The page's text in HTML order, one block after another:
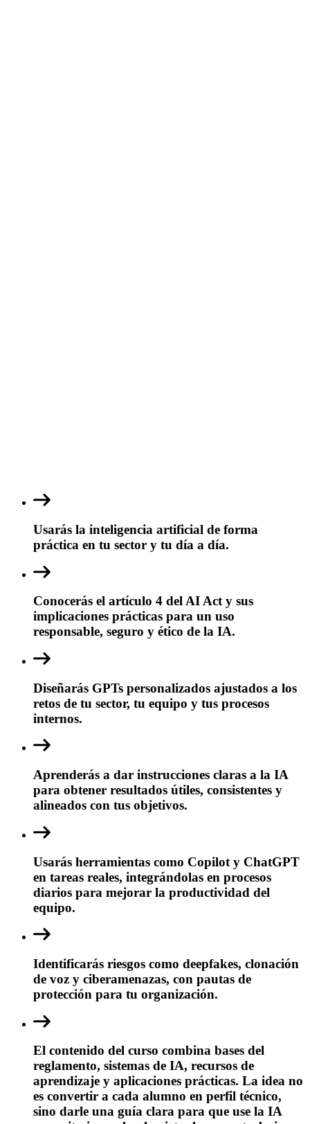
Usarás la inteligencia artificial de forma
práctica en tu sector y tu día a día.
Conocerás el artículo 4 del AI Act y sus
implicaciones prácticas para un uso
responsable, seguro y ético de la IA.
Diseñarás GPTs personalizados ajustados a los
retos de tu sector, tu equipo y tus procesos
internos.
Aprenderás a dar instrucciones claras a la IA
para obtener resultados útiles, consistentes y
alineados con tus objetivos.
Usarás herramientas como Copilot y ChatGPT
en tareas reales, integrándolas en procesos
diarios para mejorar la productividad del
equipo.
Identificarás riesgos como deepfakes, clonación
de voz y ciberamenazas, con pautas de
protección para tu organización.
El contenido del curso combina bases del
reglamento, sistemas de IA, recursos de
aprendizaje y aplicaciones prácticas. La idea no
es convertir a cada alumno en perfil técnico,
sino darle una guía clara para que use la IA